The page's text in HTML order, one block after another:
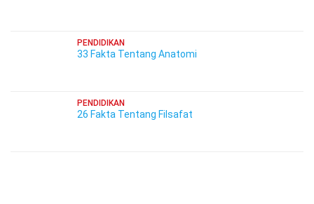
PENDIDIKAN
33 Fakta Tentang Anatomi
PENDIDIKAN
26 Fakta Tentang Filsafat